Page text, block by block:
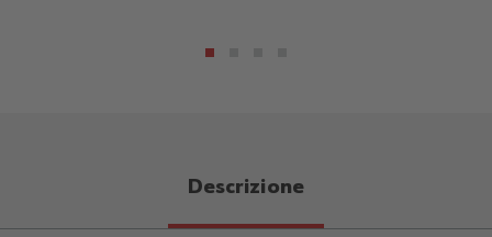
Descrizione